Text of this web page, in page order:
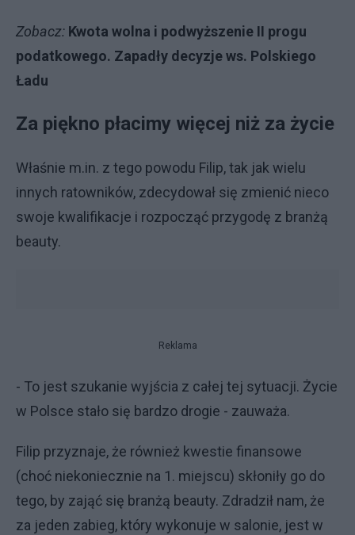
Zobacz: Kwota wolna i podwyższenie II progu
podatkowego. Zapadły decyzje ws. Polskiego
Ładu
Za piękno płacimy więcej niż za życie
Właśnie m.in. z tego powodu Filip, tak jak wielu
innych ratowników, zdecydował się zmienić nieco
swoje kwalifikacje i rozpocząć przygodę z branżą
beauty.
Reklama
- To jest szukanie wyjścia z całej tej sytuacji. Życie
w Polsce stało się bardzo drogie - zauważa.
Filip przyznaje, że również kwestie finansowe
(choć niekoniecznie na 1. miejscu) skłoniły go do
tego, by zająć się branżą beauty. Zdradził nam, że
za jeden zabieg, który wykonuje w salonie, jest w